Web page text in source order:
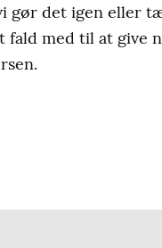
gør det igen eller
fald med til at give